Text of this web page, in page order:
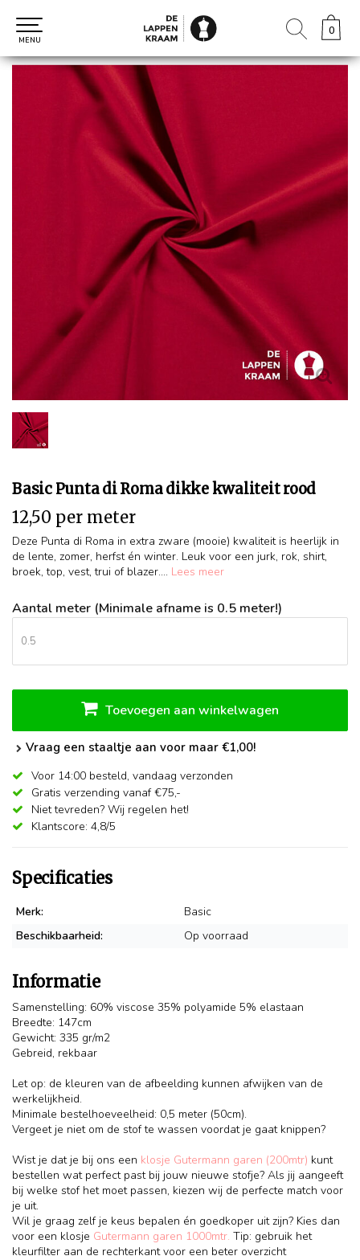
0
0
MENU
Basic Punta di Roma dikke kwaliteit rood
12,50 per meter
Deze Punta di Roma in extra zware (mooie) kwaliteit is heerlijk in
de lente, zomer, herfst én winter. Leuk voor een jurk, rok, shirt,
broek, top, vest, trui of blazer.... Lees meer
Aantal meter (Minimale afname is 0.5 meter!)
Toevoegen aan winkelwagen
Vraag een staaltje aan voor maar €1,00!
Voor 14:00 besteld, vandaag verzonden
Gratis verzending vanaf €75,-
Niet tevreden? Wij regelen het!
Klantscore: 4,8/5
Specificaties
Merk:
Basic
Beschikbaarheid:
Op voorraad
Informatie
Samenstelling: 60% viscose 35% polyamide 5% elastaan
Breedte: 147cm
Gewicht: 335 gr/m2
Gebreid, rekbaar
Let op: de kleuren van de afbeelding kunnen afwijken van de
werkelijkheid.
Minimale bestelhoeveelheid: 0,5 meter (50cm).
Vergeet je niet om de stof te wassen voordat je gaat knippen?
Wist je dat je bij ons een klosje Gutermann garen (200mtr) kunt
bestellen wat perfect past bij jouw nieuwe stofje? Als jij aangeeft
bij welke stof het moet passen, kiezen wij de perfecte match voor
je uit.
Wil je graag zelf je keus bepalen én goedkoper uit zijn? Kies dan
voor een klosje Gutermann garen 1000mtr. Tip: gebruik het
kleurfilter aan de rechterkant voor een beter overzicht